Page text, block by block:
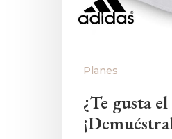
Planes
¿Te gusta